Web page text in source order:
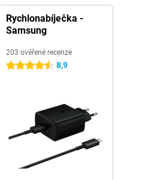
Rychlonabíječka -
Samsung
203 ověřené recenze
4.5 hvězdičky8,9